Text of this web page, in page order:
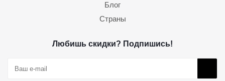
Блог
Страны
Любишь скидки? Подпишись!